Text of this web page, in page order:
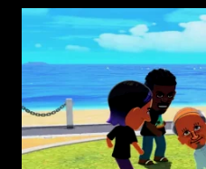
GOOD
&
EVIL
2
UBISOFT